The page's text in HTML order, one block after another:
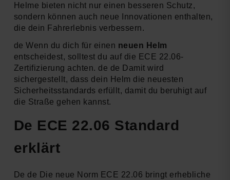
Helme bieten nicht nur einen besseren Schutz,
sondern können auch neue Innovationen enthalten,
die dein Fahrerlebnis verbessern.
de Wenn du dich für einen neuen Helm
entscheidest, solltest du auf die ECE 22.06-
Zertifizierung achten. de de Damit wird
sichergestellt, dass dein Helm die neuesten
Sicherheitsstandards erfüllt, damit du beruhigt auf
die Straße gehen kannst.
De ECE 22.06 Standard
erklärt
De de Die neue Norm ECE 22.06 bringt erhebliche